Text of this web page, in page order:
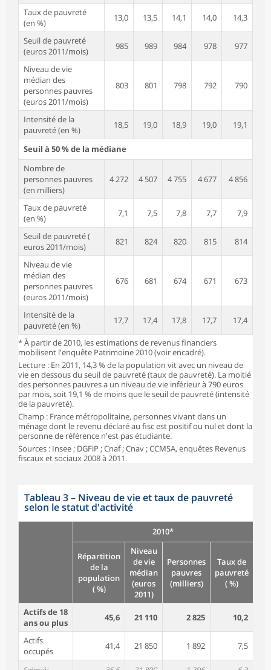
Taux de pauvreté
(en %)
13,0 13,5 14,1 14,0 14,3
Seuil de pauvreté
(euros 2011/mois)
985 989 984 978 977
Niveau de vie
médian des
personnes pauvres
(euros 2011/mois)
803 801 798 792 790
Intensité de la
pauvreté (en %)
18,5 19,0 18,9 19,0 19,1
Seuil à 50 % de la médiane
Nombre de
personnes pauvres
(en milliers)
4 272 4 507 4 755 4 677 4 856
Taux de pauvreté
(en %)
7,1 7,5 7,8 7,7 7,9
Seuil de pauvreté (
euros 2011/mois)
821 824 820 815 814
Niveau de vie
médian des
personnes pauvres
(euros 2011/mois)
676 681 674 671 673
Intensité de la
pauvreté (en %)
17,7 17,4 17,8 17,7 17,4
* À partir de 2010, les estimations de revenus financiers
mobilisent l'enquête Patrimoine 2010 (voir encadré).
Lecture : En 2011, 14,3 % de la population vit avec un niveau de
vie en dessous du seuil de pauvreté (taux de pauvreté). La moitié
des personnes pauvres a un niveau de vie inférieur à 790 euros
par mois, soit 19,1 % de moins que le seuil de pauvreté (intensité
de la pauvreté).
Champ : France métropolitaine, personnes vivant dans un
ménage dont le revenu déclaré au fisc est positif ou nul et dont la
personne de référence n'est pas étudiante.
Sources : Insee ; DGFiP ; Cnaf ; Cnav ; CCMSA, enquêtes Revenus
fiscaux et sociaux 2008 à 2011.
Tableau 3– Niveau de vie et taux de pauvreté
selon le statut d'activité
2010*
Répartition
de la
population
( %)
Niveau
de vie
médian
(euros
2011)
Personnes
pauvres
(milliers)
Taux de
pauvreté
( %)
Actifs de 18
ans ou plus
45,6 21 110 2 825 10,2
Actifs
occupés
41,4 21 850 1 892 7,5